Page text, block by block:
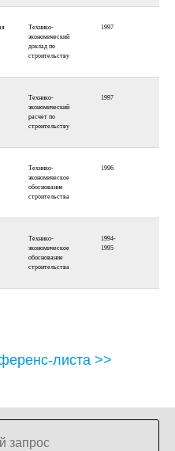
Технико-
экономический
доклад по
строительству
1997
Технико-
экономический
расчет по
строительству
1997
Технико-
экономическое
обоснование
строительства
1996
Технико-
экономическое
обоснование
строительства
1994-
1995
листа >>